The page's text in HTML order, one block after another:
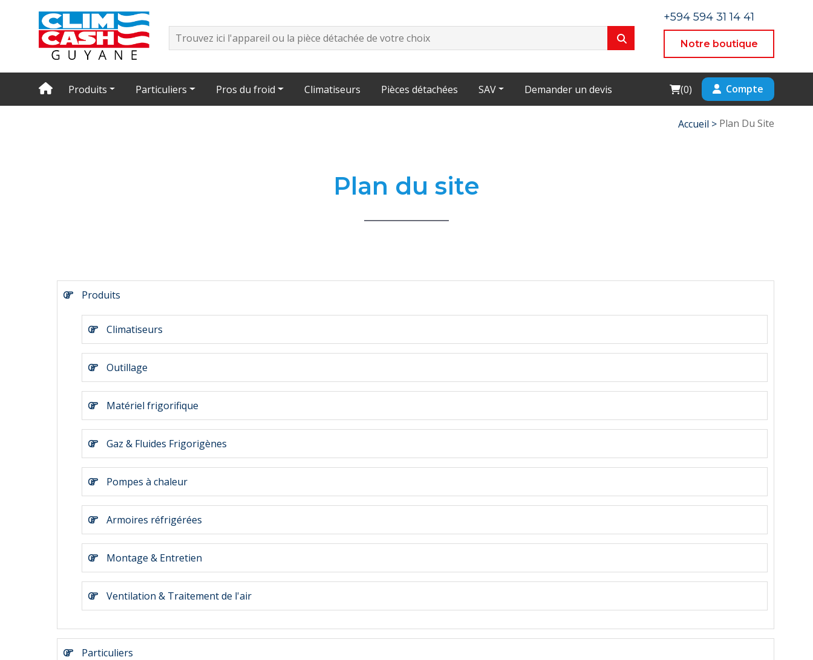
+594 594 31 14 41
Notre boutique
Produits Particuliers Pros du froid Climatiseurs Pièces détachées SAV Demander un devis Cart
(0) Compte
Accueil > Plan Du Site
Plan du site
Produits
Climatiseurs
Outillage
Matériel frigorifique
Gaz & Fluides Frigorigènes
Pompes à chaleur
Armoires réfrigérées
Montage & Entretien
Ventilation & Traitement de l'air
Particuliers